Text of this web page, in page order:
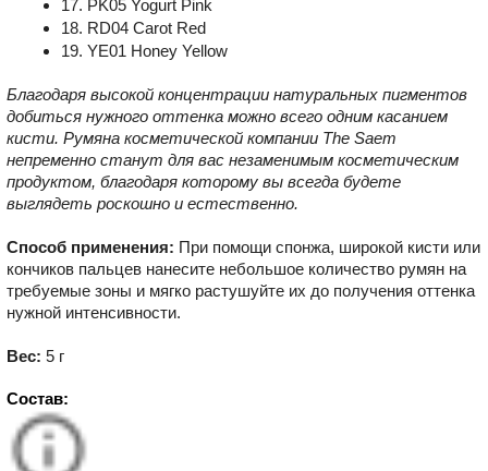
17. PK05 Yogurt Pink
18. RD04 Carot Red
19. YE01 Honey Yellow
Благодаря высокой концентрации натуральных пигментов
добиться нужного оттенка можно всего одним касанием
кисти. Румяна косметической компании The Saem
непременно станут для вас незаменимым косметическим
продуктом, благодаря которому вы всегда будете
выглядеть роскошно и естественно.
Способ применения: При помощи спонжа, широкой кисти или
кончиков пальцев нанесите небольшое количество румян на
требуемые зоны и мягко растушуйте их до получения оттенка
нужной интенсивности.
Вес: 5 г
Состав: